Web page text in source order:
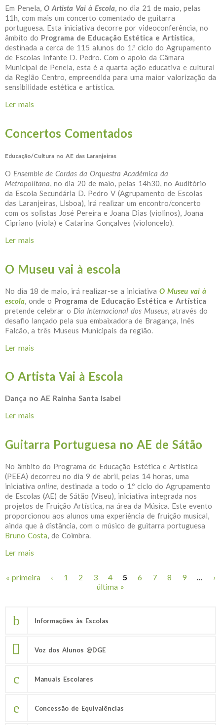
Em Penela, O Artista Vai à Escola, no dia 21 de maio, pelas
11h, com mais um concerto comentado de guitarra
portuguesa. Esta iniciativa decorre por videoconferência, no
âmbito do Programa de Educação Estética e Artística,
destinada a cerca de 115 alunos do 1.º ciclo do Agrupamento
de Escolas Infante D. Pedro. Com o apoio da Câmara
Municipal de Penela, esta é a quarta ação educativa e cultural
da Região Centro, empreendida para uma maior valorização da
sensibilidade estética e artística.
Ler mais
Concertos Comentados
Educação/Cultura no AE das Laranjeiras
O Ensemble de Cordas da Orquestra Académica da
Metropolitana, no dia 20 de maio, pelas 14h30, no Auditório
da Escola Secundária D. Pedro V (Agrupamento de Escolas
das Laranjeiras, Lisboa), irá realizar um encontro/concerto
com os solistas José Pereira e Joana Dias (violinos), Joana
Cipriano (viola) e Catarina Gonçalves (violoncelo).
Ler mais
O Museu vai à escola
No dia 18 de maio, irá realizar-se a iniciativa O Museu vai à
escola , onde o Programa de Educação Estética e Artística
pretende celebrar o Dia Internacional dos Museus , através do
desafio lançado pela sua embaixadora de Bragança, Inês
Falcão, a três Museus Municipais da região.
Ler mais
O Artista Vai à Escola
Dança no AE Rainha Santa Isabel
Ler mais
Guitarra Portuguesa no AE de Sátão
No âmbito do Programa de Educação Estética e Artística
(PEEA) decorreu no dia 9 de abril, pelas 14 horas, uma
iniciativa online, destinada a todo o 1.º ciclo do Agrupamento
de Escolas (AE) de Sátão (Viseu), iniciativa integrada nos
projetos de Fruição Artística, na área da Música. Este evento
proporcionou aos alunos uma experiência de fruição musical,
ainda que à distância, com o músico de guitarra portuguesa
Bruno Costa, de Coimbra.
Ler mais
Páginas
« primeira ‹ 1 2 3 4 5 6 7 8 9 …
›
última »
Informações às Escolas
Voz dos Alunos @DGE
Manuais Escolares
Concessão de Equivalências